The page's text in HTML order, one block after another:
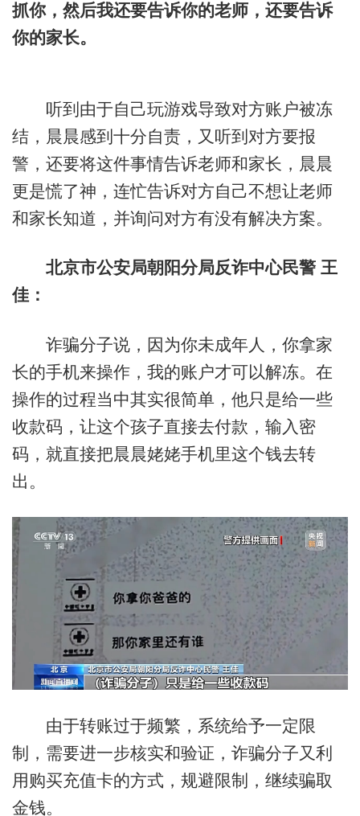
抓你，然后我还要告诉你的老师，还要告诉
你的家长。
听到由于自己玩游戏导致对方账户被冻
结，晨晨感到十分自责，又听到对方要报
警，还要将这件事情告诉老师和家长，晨晨
更是慌了神，连忙告诉对方自己不想让老师
和家长知道，并询问对方有没有解决方案。
北京市公安局朝阳分局反诈中心民警 王
佳：
诈骗分子说，因为你未成年人，你拿家
长的手机来操作，我的账户才可以解冻。在
操作的过程当中其实很简单，他只是给一些
收款码，让这个孩子直接去付款，输入密
码，就直接把晨晨姥姥手机里这个钱去转
出。
由于转账过于频繁，系统给予一定限
制，需要进一步核实和验证，诈骗分子又利
用购买充值卡的方式，规避限制，继续骗取
金钱。